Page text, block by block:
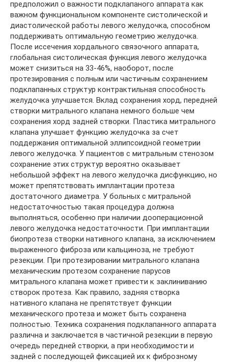
предположил о важности подклапаного аппарата как
важном функциональном компоненте систолической и
диастолической работы левого желудочка, способном
поддерживать оптимальную геометрию желудочка.
После иссечения хордального связочного аппарата,
глобальная систолическая функция левого желудочка
может снизиться на 33-46%, наоборот, после
протезирования с полным или частичным сохранением
подклапанных структур контрактильная способность
желудочка улучшается. Вклад сохранения хорд, передней
створки митрального клапана немного больше чем
сохранения хорд задней створки. Пластика митрального
клапана улучшает функцию желудочка за счет
поддержания оптимальной эллипсоидной геометрии
левого желудочка. У пациентов с митральным стенозом
сохранение этих структур вероятно оказывает
небольшой эффект на левого желудочка дисфункцию, но
может препятствовать имплантации протеза
достаточного диаметра. У больных с митральной
недостаточностью такая процедура должна
выполняться, особенно при наличии дооперационной
левого желудочка недостаточности. При имплантации
биопротеза створки нативного клапана, за исключением
выраженного фиброза или кальциноза, не требуют
резекции. При протезировании митрального клапана
механическим протезом сохранение парусов
митрального клапана может привести к заклиниванию
створок протеза. Как правило, задняя створка
нативного клапана не препятствует функции
механического протеза и может быть сохранена
полностью. Техника сохранения подклапанного аппарата
различна и заключается в частичной резекции в первую
очередь передней створки, а при необходимости и
задней с последующей фиксацией их к фиброзному